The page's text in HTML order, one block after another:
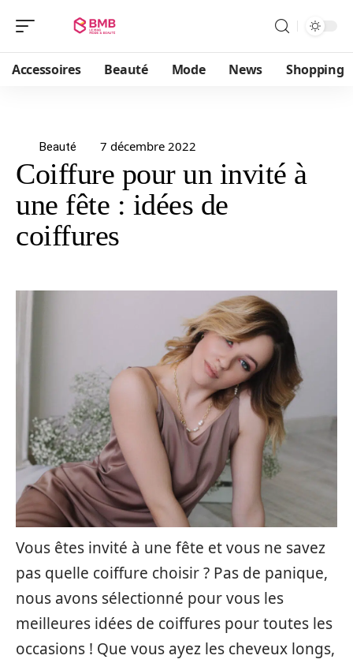
Accessoires Beauté Mode News Shopping
Beauté 7 décembre 2022
Coiffure pour un invité à
une fête : idées de
coiffures
Vous êtes invité à une fête et vous ne savez
pas quelle coiffure choisir ? Pas de panique,
nous avons sélectionné pour vous les
meilleures idées de coiffures pour toutes les
occasions ! Que vous ayez les cheveux longs,